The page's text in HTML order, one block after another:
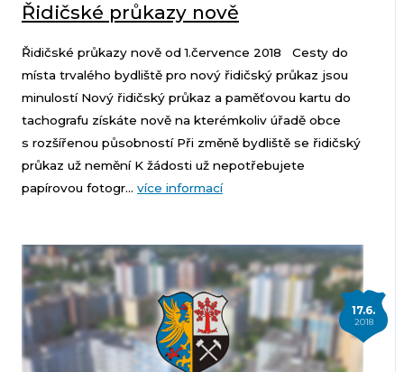
Řidičské průkazy nově
Řidičské průkazy nově od 1.července 2018 Cesty do
místa trvalého bydliště pro nový řidičský průkaz jsou
minulostí Nový řidičský průkaz a paměťovou kartu do
tachografu získáte nově na kterémkoliv úřadě obce
s rozšířenou působností Při změně bydliště se řidičský
průkaz už nemění K žádosti už nepotřebujete
papírovou fotogr... více informací
17.6.
2018